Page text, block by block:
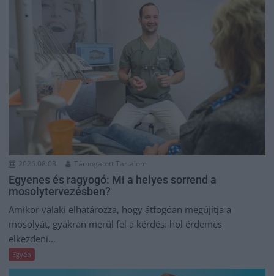
2026.08.03. Támogatott Tartalom
Egyenes és ragyogó: Mi a helyes sorrend a
mosolytervezésben?
Amikor valaki elhatározza, hogy átfogóan megújítja a
mosolyát, gyakran merül fel a kérdés: hol érdemes
elkezdeni...
Egyéb